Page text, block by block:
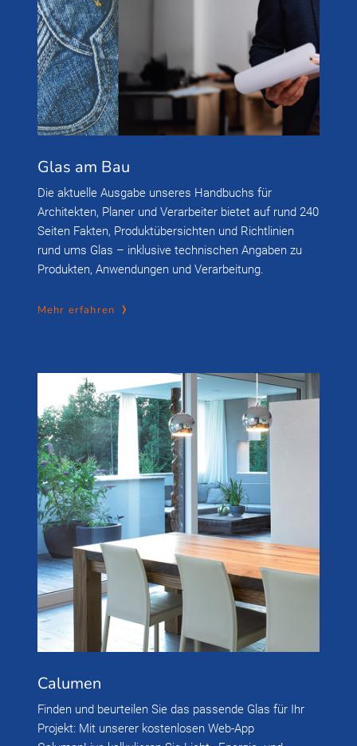
Glas am Bau
Die aktuelle Ausgabe unseres Handbuchs für
Architekten, Planer und Verarbeiter bietet auf rund 240
Seiten Fakten, Produktübersichten und Richtlinien
rund ums Glas – inklusive technischen Angaben zu
Produkten, Anwendungen und Verarbeitung.
Mehr erfahren
Calumen
Finden und beurteilen Sie das passende Glas für Ihr
Projekt: Mit unserer kostenlosen Web-App